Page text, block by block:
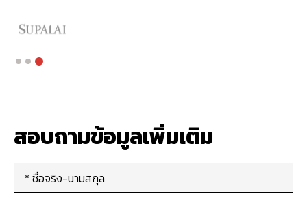
Slide 3 of 3.
สอบถามข้อมูลเพิ่มเติม